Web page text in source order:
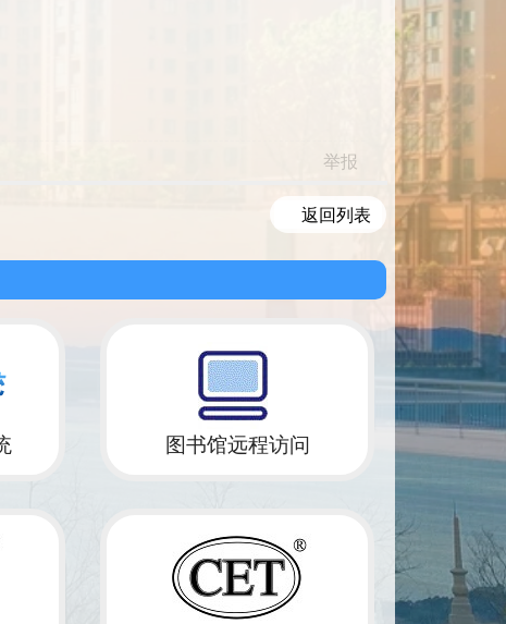
举报
返回列表